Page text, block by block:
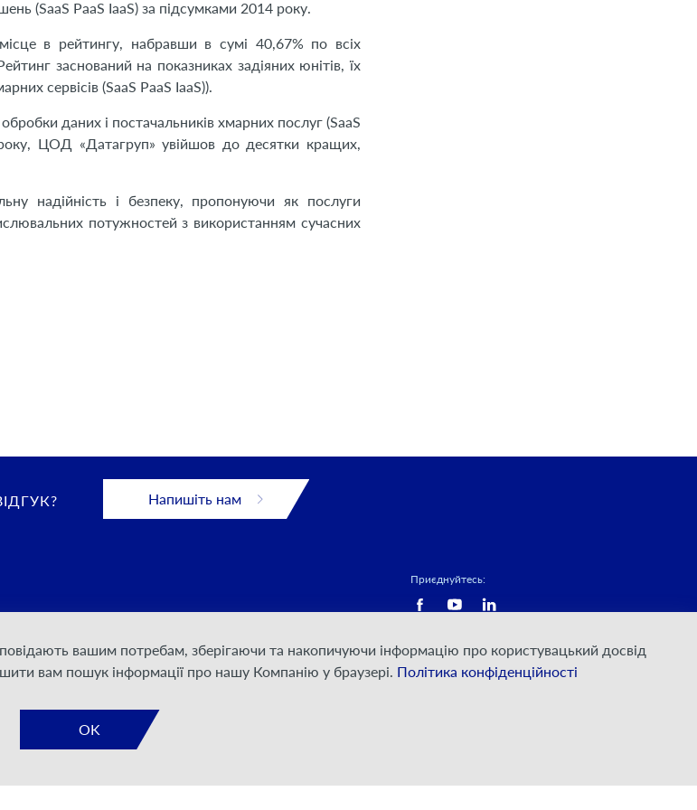
(SaaS PaaS IaaS) за підсумками 2014 року.
в рейтингу, набравши в сумі 40,67% по всіх
заснований на показниках задіяних юнітів, їх
сервісів (SaaS PaaS IaaS)).
даних і постачальників хмарних послуг (SaaS
року, ЦОД «Датагруп» увійшов до десятки кращих,
надійність і безпеку, пропонуючи як послуги
потужностей з використанням сучасних
Напишіть нам
Приєднуйтесь:
вашим потребам, зберігаючи та накопичуючи інформацію про користувацький досвід
вам пошук інформації про нашу Компанію у браузері. Політика конфіденційності
OK